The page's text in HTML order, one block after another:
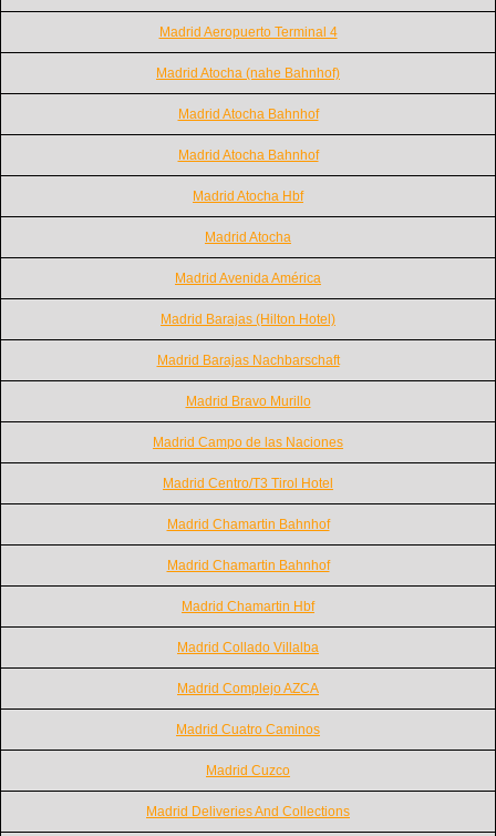
Madrid Aeropuerto Terminal 4
Madrid Atocha (nahe Bahnhof)
Madrid Atocha Bahnhof
Madrid Atocha Bahnhof
Madrid Atocha Hbf
Madrid Atocha
Madrid Avenida América
Madrid Barajas (Hilton Hotel)
Madrid Barajas Nachbarschaft
Madrid Bravo Murillo
Madrid Campo de las Naciones
Madrid Centro/T3 Tirol Hotel
Madrid Chamartin Bahnhof
Madrid Chamartin Bahnhof
Madrid Chamartin Hbf
Madrid Collado Villalba
Madrid Complejo AZCA
Madrid Cuatro Caminos
Madrid Cuzco
Madrid Deliveries And Collections